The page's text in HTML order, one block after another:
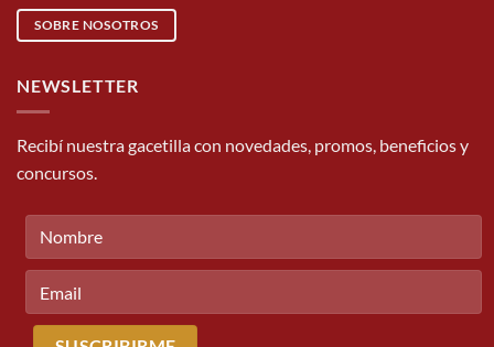
SOBRE NOSOTROS
NEWSLETTER
Recibí nuestra gacetilla con novedades, promos, beneficios y
concursos.